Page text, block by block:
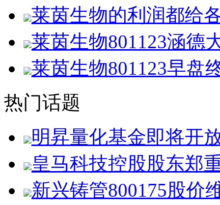
莱茵生物的利润都给
莱茵生物801123涵德
莱茵生物801123早盘
热门话题
明昇量化基金即将开
皇马科技控股股东郑
新兴铸管800175股价